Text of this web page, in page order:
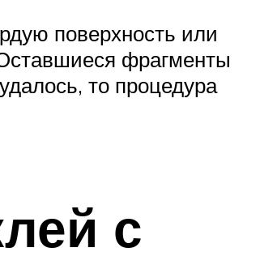
поверхность или
фрагменты
то процедура
с